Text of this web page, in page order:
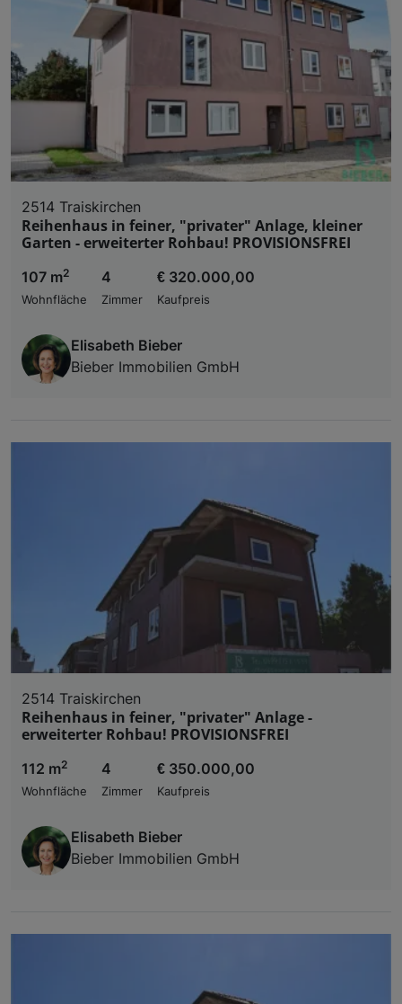
2514 Traiskirchen
Reihenhaus in feiner, "privater" Anlage, kleiner
Garten - erweiterter Rohbau! PROVISIONSFREI
107 m2
Wohnfläche
4
Zimmer
€ 320.000,00
Kaufpreis
Elisabeth Bieber
Bieber Immobilien GmbH
2514 Traiskirchen
Reihenhaus in feiner, "privater" Anlage -
erweiterter Rohbau! PROVISIONSFREI
112 m2
Wohnfläche
4
Zimmer
€ 350.000,00
Kaufpreis
Elisabeth Bieber
Bieber Immobilien GmbH